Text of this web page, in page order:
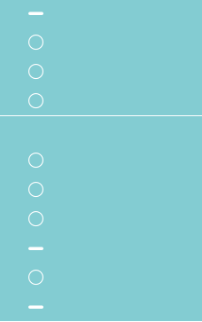
-
●
●
●
●
●
●
-
●
-